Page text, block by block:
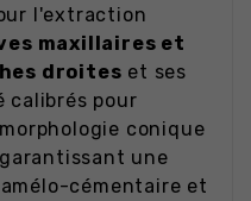
l'extraction
maxillaires et
droites et ses
calibrés pour
conique
une
cémentaire et